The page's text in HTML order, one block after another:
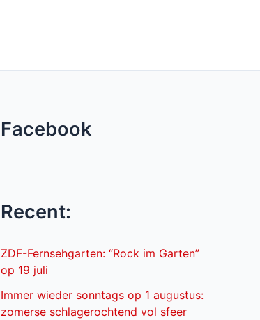
Facebook
Recent:
ZDF-Fernsehgarten: “Rock im Garten”
op 19 juli
Immer wieder sonntags op 1 augustus:
zomerse schlagerochtend vol sfeer